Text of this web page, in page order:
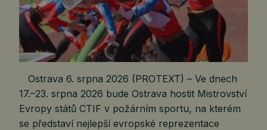
Ostrava 6. srpna 2026 (PROTEXT) – Ve dnech
17.–23. srpna 2026 bude Ostrava hostit Mistrovství
Evropy států CTIF v požárním sportu, na kterém
se představí nejlepší evropské reprezentace